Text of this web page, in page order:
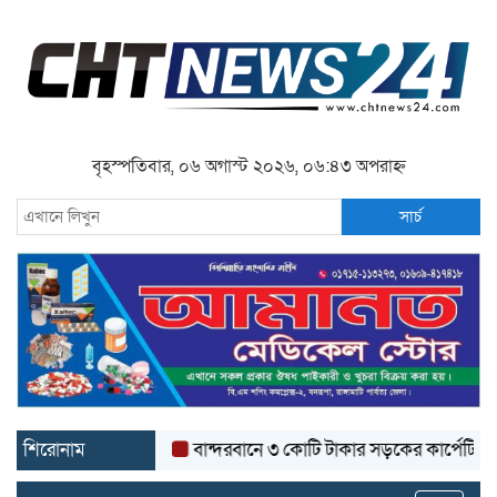
বৃহস্পতিবার, ০৬ অগাস্ট ২০২৬, ০৬:৪৩ অপরাহ্ন
সার্চ
শিরোনাম বান্দরবানে ৩ কোটি টাকার সড়কের কার্পেটিং উঠে